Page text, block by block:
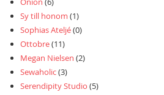
Sy till honom (1)
Sophias Ateljé(0)
Ottobre(11)
Megan Nielsen (2)
Sewaholic(3)
Serendipity Studio (5)